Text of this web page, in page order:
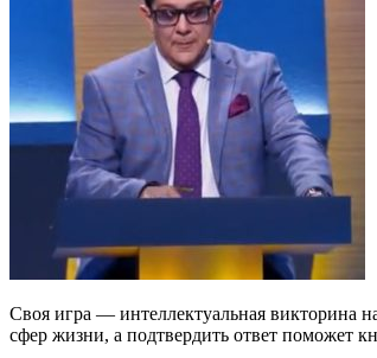
Своя игра — интеллектуальная викторина
сфер жизни, а подтвердить ответ поможет